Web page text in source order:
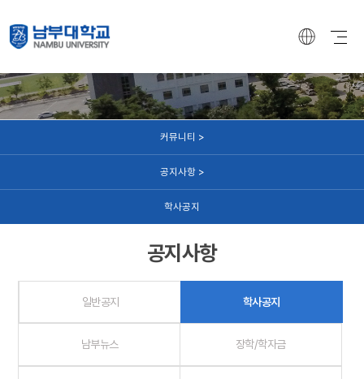
커뮤니티 >
공지사항 >
학사공지
공지사항
일반공지 학사공지
남부뉴스 장학/학자금